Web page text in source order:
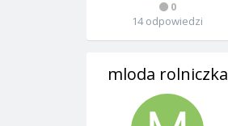
0
14 odpowiedzi
mloda rolniczka